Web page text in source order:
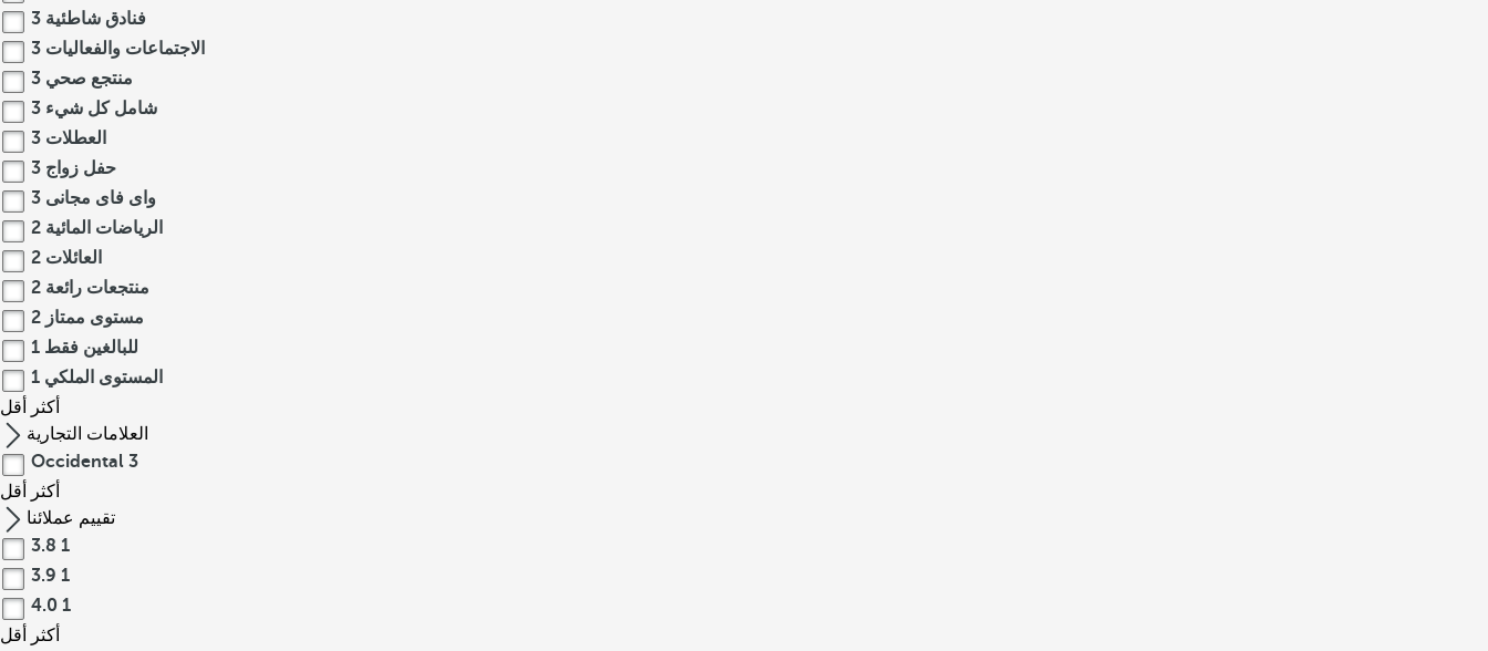
فنادق شاطئية 3
الاجتماعات والفعاليات 3
منتجع صحي 3
شامل كل شيء 3
العطلات 3
حفل زواج 3
واى فاى مجانى 3
الرياضات المائية 2
العائلات 2
منتجعات رائعة 2
مستوى ممتاز 2
للبالغين فقط 1
المستوى الملكي 1
أكثر
أقل
العلامات التجارية
Occidental 3
أكثر
أقل
تقييم عملائنا
3.8 1
3.9 1
4.0 1
أكثر
أقل